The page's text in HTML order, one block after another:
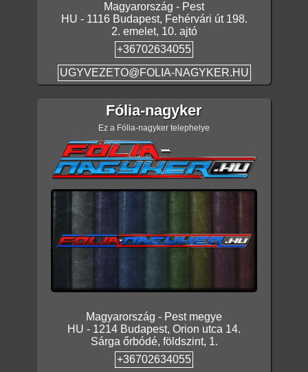
Magyarország - Pest
HU - 1116 Budapest, Fehérvári út 198.
2. emelet, 10. ajtó
+36702634055
UGYVEZETO@FOLIA-NAGYKER.HU
Fólia-nagyker
Ez a Fólia-nagyker telephelye
Magyarország - Pest megye
HU - 1214 Budapest, Orion utca 14.
Sárga őrbódé, földszint, 1.
+36702634055